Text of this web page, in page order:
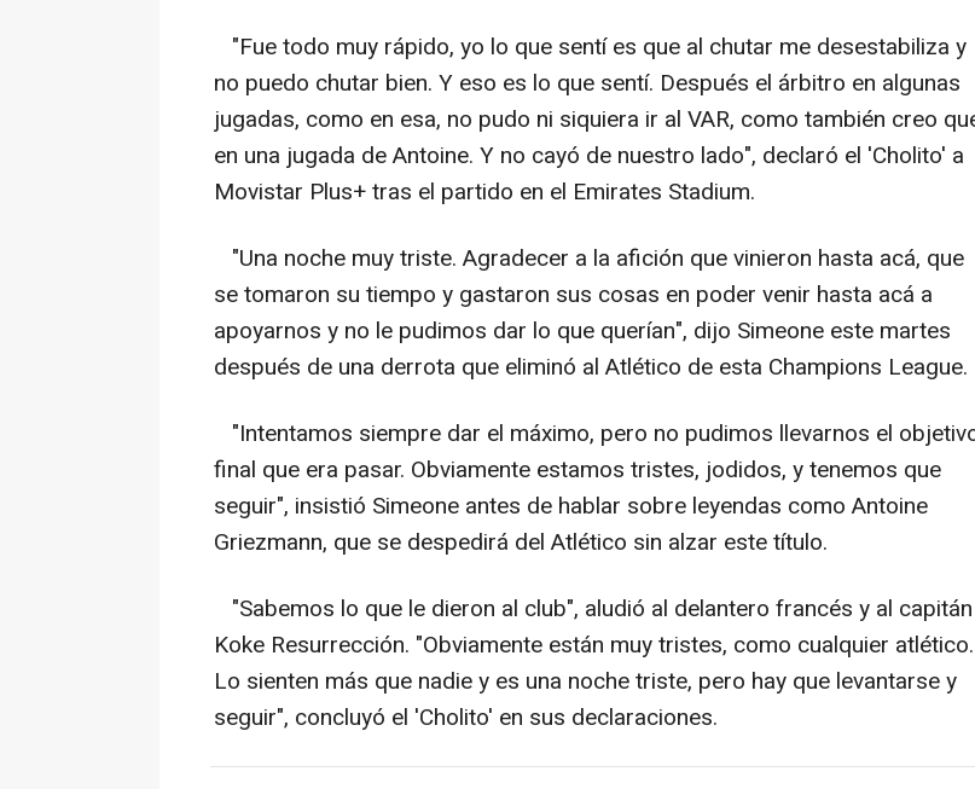
"Fue todo muy rápido, yo lo que sentí es que al chutar me desestabiliza y
no puedo chutar bien. Y eso es lo que sentí. Después el árbitro en algunas
jugadas, como en esa, no pudo ni siquiera ir al VAR, como también creo
en una jugada de Antoine. Y no cayó de nuestro lado", declaró el 'Cholito' a
Movistar Plus+ tras el partido en el Emirates Stadium.
"Una noche muy triste. Agradecer a la afición que vinieron hasta acá, que
se tomaron su tiempo y gastaron sus cosas en poder venir hasta acá a
apoyarnos y no le pudimos dar lo que querían", dijo Simeone este martes
después de una derrota que eliminó al Atlético de esta Champions League.
"Intentamos siempre dar el máximo, pero no pudimos llevarnos el
final que era pasar. Obviamente estamos tristes, jodidos, y tenemos que
seguir", insistió Simeone antes de hablar sobre leyendas como Antoine
Griezmann, que se despedirá del Atlético sin alzar este título.
"Sabemos lo que le dieron al club", aludió al delantero francés y al capitán
Koke Resurrección. "Obviamente están muy tristes, como cualquier atlético.
Lo sienten más que nadie y es una noche triste, pero hay que levantarse y
seguir", concluyó el 'Cholito' en sus declaraciones.